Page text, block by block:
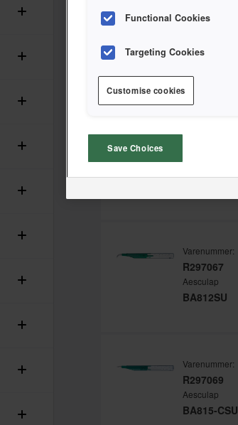
Aesculap
Varenummer:
R297067
Aesculap
BA812SU
Varenummer:
R297069
Aesculap
BA815-CSU
Functional Cookies
Targeting Cookies
Customise cookies
Save Choices